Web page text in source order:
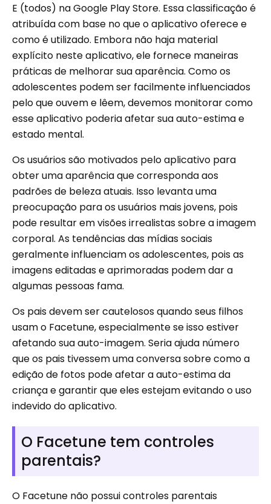
E (todos) na Google Play Store. Essa classificação é
atribuída com base no que o aplicativo oferece e
como é utilizado. Embora não haja material
explícito neste aplicativo, ele fornece maneiras
práticas de melhorar sua aparência. Como os
adolescentes podem ser facilmente influenciados
pelo que ouvem e lêem, devemos monitorar como
esse aplicativo poderia afetar sua auto-estima e
estado mental.
Os usuários são motivados pelo aplicativo para
obter uma aparência que corresponda aos
padrões de beleza atuais. Isso levanta uma
preocupação para os usuários mais jovens, pois
pode resultar em visões irrealistas sobre a imagem
corporal. As tendências das mídias sociais
geralmente influenciam os adolescentes, pois as
imagens editadas e aprimoradas podem dar a
algumas pessoas fama.
Os pais devem ser cautelosos quando seus filhos
usam o Facetune, especialmente se isso estiver
afetando sua auto-imagem. Seria ajuda número
que os pais tivessem uma conversa sobre como a
edição de fotos pode afetar a auto-estima da
criança e garantir que eles estejam evitando o uso
indevido do aplicativo.
O Facetune tem controles
parentais?
O Facetune não possui controles parentais